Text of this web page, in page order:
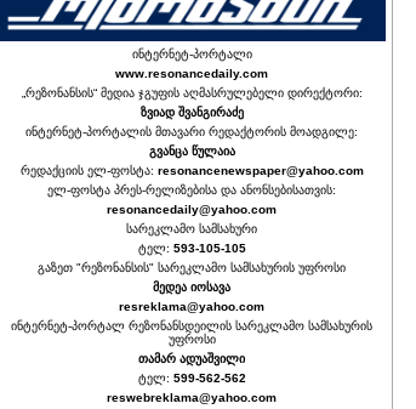
ინტერნეტ-პორტალი
www.resonancedaily.com
„რეზონანსის“ მედია ჯგუფის აღმასრულებელი დირექტორი:
ზვიად შვანგირაძე
ინტერნეტ-პორტალის მთავარი რედაქტორის მოადგილე:
გვანცა წულაია
რედაქციის ელ-ფოსტა: resonancenewspaper@yahoo.com
ელ-ფოსტა პრეს-რელიზებისა და ანონსებისათვის:
resonancedaily@yahoo.com
სარეკლამო სამსახური
ტელ: 593-105-105
გაზეთ "რეზონანსის" სარეკლამო სამსახურის უფროსი
მედეა იოსავა
resreklama@yahoo.com
ინტერნეტ-პორტალ რეზონანსდეილის სარეკლამო სამსახურის
უფროსი
თამარ ადუაშვილი
ტელ: 599-562-562
reswebreklama@yahoo.com